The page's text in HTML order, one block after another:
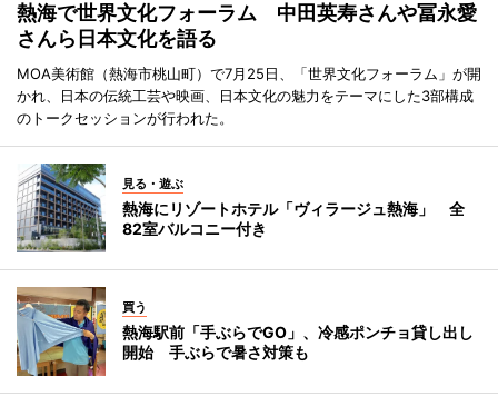
熱海で世界文化フォーラム 中田英寿さんや冨永愛
さんら日本文化を語る
MOA美術館（熱海市桃山町）で7月25日、「世界文化フォーラム」が開
かれ、日本の伝統工芸や映画、日本文化の魅力をテーマにした3部構成
のトークセッションが行われた。
見る・遊ぶ
熱海にリゾートホテル「ヴィラージュ熱海」 全
82室バルコニー付き
買う
熱海駅前「手ぶらでGO」、冷感ポンチョ貸し出し
開始 手ぶらで暑さ対策も